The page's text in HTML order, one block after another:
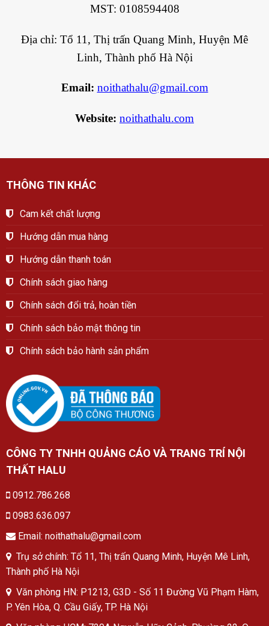
MST: 0108594408
Địa chỉ: Tổ 11, Thị trấn Quang Minh, Huyện Mê
Linh, Thành phố Hà Nội
Email: noithathalu@gmail.com
Website: noithathalu.com
THÔNG TIN KHÁC
Cam kết chất lượng
Hướng dẫn mua hàng
Hướng dẫn thanh toán
Chính sách giao hàng
Chính sách đổi trả, hoàn tiền
Chính sách bảo mật thông tin
Chính sách bảo hành sản phẩm
CÔNG TY TNHH QUẢNG CÁO VÀ TRANG TRÍ NỘI
THẤT HALU
0912.786.268
0983.636.097
Email: noithathalu@gmail.com
Trụ sở chính: Tổ 11, Thị trấn Quang Minh, Huyện Mê Linh,
Thành phố Hà Nội
Văn phòng HN: P1213, G3D - Số 11 Đường Vũ Phạm Hàm,
P. Yên Hòa, Q. Cầu Giấy, TP. Hà Nội